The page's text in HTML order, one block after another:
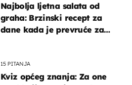
Najbolja ljetna salata od
graha: Brzinski recept za
dane kada je prevruće za
15 PITANJA
Kviz općeg znanja: Za one